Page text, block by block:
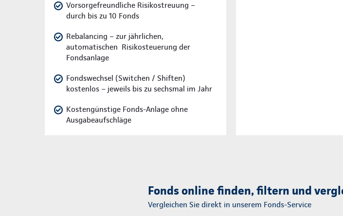
Vorsorgefreundliche Risikostreuung –
durch bis zu 10 Fonds
Rebalancing – zur jährlichen,
automatischen Risikosteuerung der
Fondsanlage
Fondswechsel (Switchen / Shiften)
kostenlos – jeweils bis zu sechsmal im Jahr
Kostengünstige Fonds-Anlage ohne
Ausgabeaufschläge
Fonds online finden, filtern und
Vergleichen Sie direkt in unserem Fonds-Service